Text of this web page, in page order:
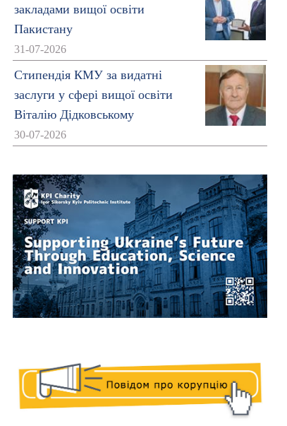
закладами вищої освіти
Пакистану
31-07-2026
Стипендія КМУ за видатні
заслуги у сфері вищої освіти
Віталію Дідковському
30-07-2026